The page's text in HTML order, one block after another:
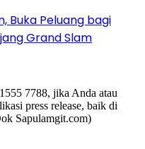
Buka Peluang bagi
Grand Slam